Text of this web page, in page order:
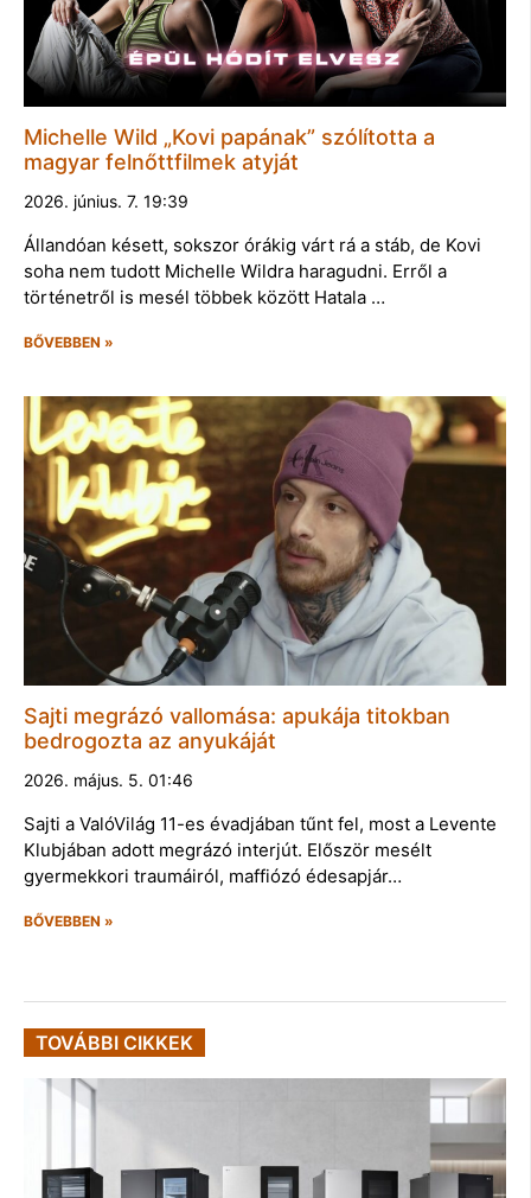
Michelle Wild „Kovi papának” szólította a
magyar felnőttfilmek atyját
2026. június. 7. 19:39
Állandóan késett, sokszor órákig várt rá a stáb, de Kovi
soha nem tudott Michelle Wildra haragudni. Erről a
történetről is mesél többek között Hatala …
BŐVEBBEN »
Sajti megrázó vallomása: apukája titokban
bedrogozta az anyukáját
2026. május. 5. 01:46
Sajti a ValóVilág 11-es évadjában tűnt fel, most a Levente
Klubjában adott megrázó interjút. Először mesélt
gyermekkori traumáiról, maffiózó édesapjár…
BŐVEBBEN »
TOVÁBBI CIKKEK